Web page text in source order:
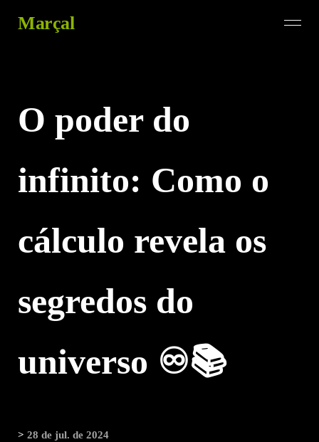
Marçal
O poder do
infinito: Como o
cálculo revela os
segredos do
universo ♾️📚
>28 de jul. de 2024